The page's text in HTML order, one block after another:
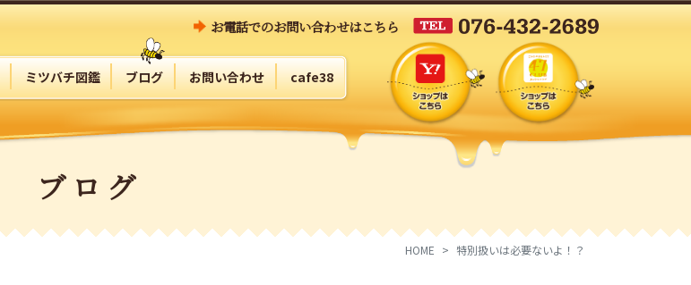
ミツバチ図鑑 ブログ お問い合わせ cafe38
お電話でのお問い合わせはこちら
ブログ
HOME 特別扱いは必要ないよ！？